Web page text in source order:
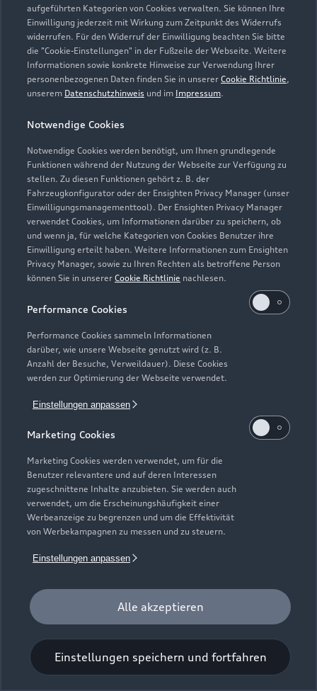
aufgeführten Kategorien von Cookies verwalten. Sie können Ihre
Einwilligung jederzeit mit Wirkung zum Zeitpunkt des Widerrufs
widerrufen. Für den Widerruf der Einwilligung beachten Sie bitte
die "Cookie-Einstellungen" in der Fußzeile der Webseite. Weitere
Informationen sowie konkrete Hinweise zur Verwendung Ihrer
personenbezogenen Daten finden Sie in unserer Cookie Richtlinie,
unserem Datenschutzhinweis und im Impressum.
Notwendige Cookies
Notwendige Cookies werden benötigt, um Ihnen grundlegende
Funktionen während der Nutzung der Webseite zur Verfügung zu
stellen. Zu diesen Funktionen gehört z. B. der
Fahrzeugkonfigurator oder der Ensighten Privacy Manager (unser
Einwilligungsmanagementtool). Der Ensighten Privacy Manager
verwendet Cookies, um Informationen darüber zu speichern, ob
und wenn ja, für welche Kategorien von Cookies Benutzer ihre
Einwilligung erteilt haben. Weitere Informationen zum Ensighten
Privacy Manager, sowie zu Ihren Rechten als betroffene Person
können Sie in unserer Cookie Richtlinie nachlesen.
Performance Cookies
Performance Cookies sammeln Informationen
darüber, wie unsere Webseite genutzt wird (z. B.
Anzahl der Besuche, Verweildauer). Diese Cookies
werden zur Optimierung der Webseite verwendet.
Einstellungen anpassen
Marketing Cookies
Marketing Cookies werden verwendet, um für die
Benutzer relevantere und auf deren Interessen
zugeschnittene Inhalte anzubieten. Sie werden auch
verwendet, um die Erscheinungshäufigkeit einer
Werbeanzeige zu begrenzen und um die Effektivität
von Werbekampagnen zu messen und zu steuern.
Einstellungen anpassen
Alle akzeptieren
Einstellungen speichern und fortfahren
Lederpflege-Set
Praktisches Set zur intensiven Reinigung und
Pflege von Leder und Kunstleder.
Zur Audi Shopping World
Universal-Reinigungstuch
Für einen glänzenden Eindruck.
Zur Audi Shopping World